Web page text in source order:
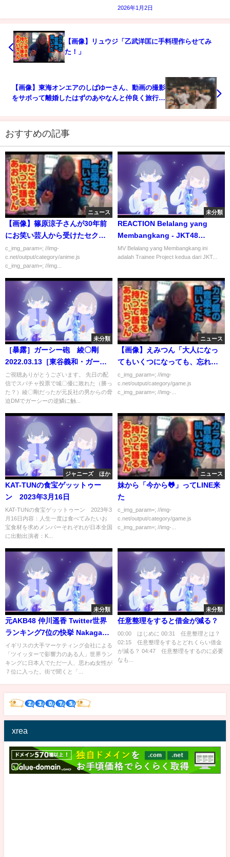
2026年1月2日
【画像】リュウジ「乙武洋匡に手料理作らせてみ
た！」
【画像】東海オンエアのしばゆーさん、動画の撮影
をサボって離婚したはずのあやなんと仲良く旅行…
おすすめの記事
ニュース
【画像】篠原涼子さんが30年前
にお笑い芸人から受けたセクハ
ラが酷すぎる
c_img_param=; //img-
c.net/output/category/anime.js
c_img_param=; //img...
未分類
REACTION Belalang yang
Membangkang - JKT48
Trainee | Ekspresinya Lucu
Semua WKWK!!
MV Belalang yang Membangkang ini
adalah Trainee Project kedua dari JKT...
未分類
［暴露］ガーシー砲 綾〇剛
2022.03.13［東谷義和・ガーシ
ー切り抜き］
ご視聴ありがとうございます。 先日の配
信でスパチャ投票で城〇優に敗れた（勝っ
た？）綾〇剛だったが元反社の男からの脅
迫DMでガーシーの逆鱗に触...
ニュース
【画像】えみつん「大人になっ
てもいくつになっても、忘れた
くない無敵感。」
c_img_param=; //img-
c.net/output/category/game.js
c_img_param=; //img-...
ジャニーズ ほか
KAT-TUNの食宝ゲッットゥー
ン 2023年3月16日
KAT-TUNの食宝ゲッットゥーン 2023年3
月16日内容：人生一度は食べてみたいお
宝食材を求めメンバーそれぞれが日本全国
に出動出演者：K...
ニュース
妹から「今から🐸」ってLINE来
た
c_img_param=; //img-
c.net/output/category/game.js
c_img_param=; //img-...
未分類
元AKB48 仲川遥香 Twitter世界
ランキング7位の快挙 Nakagawa
Haruka
イギリスの大手マーケティング会社による
「ツイッターで影響力のある人」世界ラン
キングに日本人でただ一人、思わぬ女性が
７位に入った。街で聞くと「...
未分類
任意整理をすると借金が減る？
00:00 はじめに 00:31 任意整理とは？
02:15 任意整理をするとどれくらい借金
が減る？ 04:47 任意整理をするのに必要
なも...
xrea